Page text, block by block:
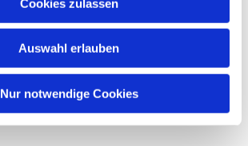
Cookies zulassen
Auswahl erlauben
Nur notwendige Cookies